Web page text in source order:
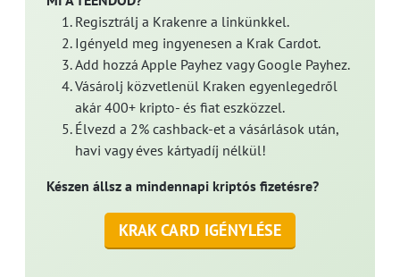
Regisztrálj a Krakenre a linkünkkel.
Igényeld meg ingyenesen a Krak Cardot.
Add hozzá Apple Payhez vagy Google Payhez.
Vásárolj közvetlenül Kraken egyenlegedről
akár 400+ kripto- és fiat eszközzel.
Élvezd a 2% cashback-et a vásárlások után,
havi vagy éves kártyadíj nélkül!
Készen állsz a mindennapi kriptós fizetésre?
KRAK CARD IGÉNYLÉSE